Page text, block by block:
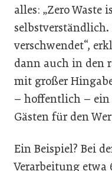
alles: „Zero Waste
verschwendet“,
dann auch in den
mit großer
– hoffentlich – ein
Gästen für den
Ein Beispiel? Bei
Verarbeitung etwa